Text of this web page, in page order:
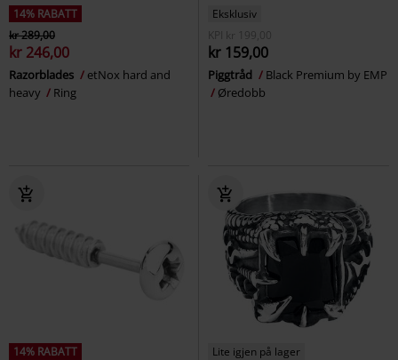
14% RABATT
kr 289,00
kr 246,00
Razorblades
etNox hard and
heavy
Ring
Eksklusiv
KPI
kr 199,00
kr 159,00
Piggtråd
Black Premium by EMP
Øredobb
14% RABATT
Lite igjen på lager